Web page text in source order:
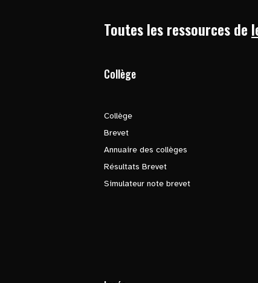
Toutes les ressources de
Collège
Collège
Brevet
Annuaire des collèges
Résultats Brevet
Simulateur note brevet